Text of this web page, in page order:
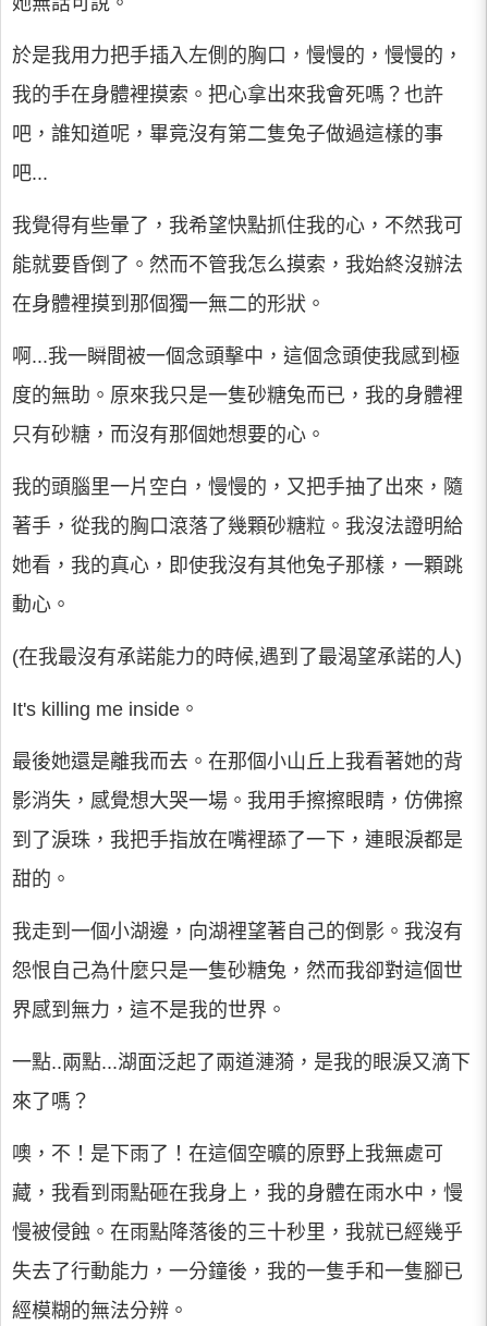
於是我用力把手插入左側的胸口，慢慢的，慢慢的，
我的手在身體裡摸索。把心拿出來我會死嗎？也許
吧，誰知道呢，畢竟沒有第二隻兔子做過這樣的事
吧...
我覺得有些暈了，我希望快點抓住我的心，不然我可
能就要昏倒了。然而不管我怎么摸索，我始終沒辦法
在身體裡摸到那個獨一無二的形狀。
啊...我一瞬間被一個念頭擊中，這個念頭使我感到極
度的無助。原來我只是一隻砂糖兔而已，我的身體裡
只有砂糖，而沒有那個她想要的心。
我的頭腦里一片空白，慢慢的，又把手抽了出來，隨
著手，從我的胸口滾落了幾顆砂糖粒。我沒法證明給
她看，我的真心，即使我沒有其他兔子那樣，一顆跳
動心。
(在我最沒有承諾能力的時候,遇到了最渴望承諾的人)
It's killing me inside。
最後她還是離我而去。在那個小山丘上我看著她的背
影消失，感覺想大哭一場。我用手擦擦眼睛，仿佛擦
到了淚珠，我把手指放在嘴裡舔了一下，連眼淚都是
甜的。
我走到一個小湖邊，向湖裡望著自己的倒影。我沒有
怨恨自己為什麼只是一隻砂糖兔，然而我卻對這個世
界感到無力，這不是我的世界。
一點..兩點...湖面泛起了兩道漣漪，是我的眼淚又滴下
來了嗎？
噢，不！是下雨了！在這個空曠的原野上我無處可
藏，我看到雨點砸在我身上，我的身體在雨水中，慢
慢被侵蝕。在雨點降落後的三十秒里，我就已經幾乎
失去了行動能力，一分鐘後，我的一隻手和一隻腳已
經模糊的無法分辨。